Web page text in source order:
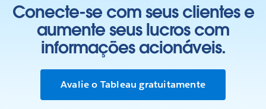
Conecte-se com seus clientes e
aumente seus lucros com
informações acionáveis.
Avalie o Tableau gratuitamente